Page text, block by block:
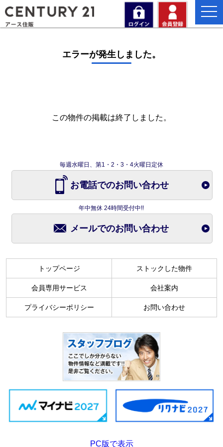
エラーが発生しました。
この物件の掲載は終了しました。
毎週水曜日、第1・2・3・4火曜日定休
お電話でのお問い合わせ
年中無休 24時間受付中!!
メールでのお問い合わせ
トップページ ストックした物件
会員専用サービス 会社案内
プライバシーポリシー お問い合わせ
PC版で表示